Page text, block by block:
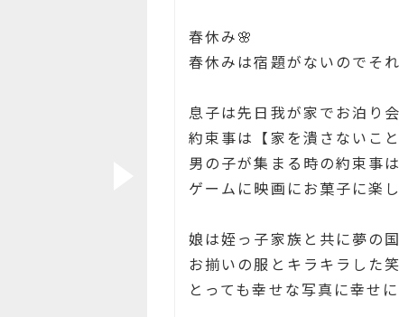
春休み🌸
春休みは宿題がないのでそ
息子は先日我が家でお泊り
約束事は【家を潰さないこと
男の子が集まる時の約束事
ゲームに映画にお菓子に楽
娘は姪っ子家族と共に夢の
お揃いの服とキラキラした
とっても幸せな写真に幸せ